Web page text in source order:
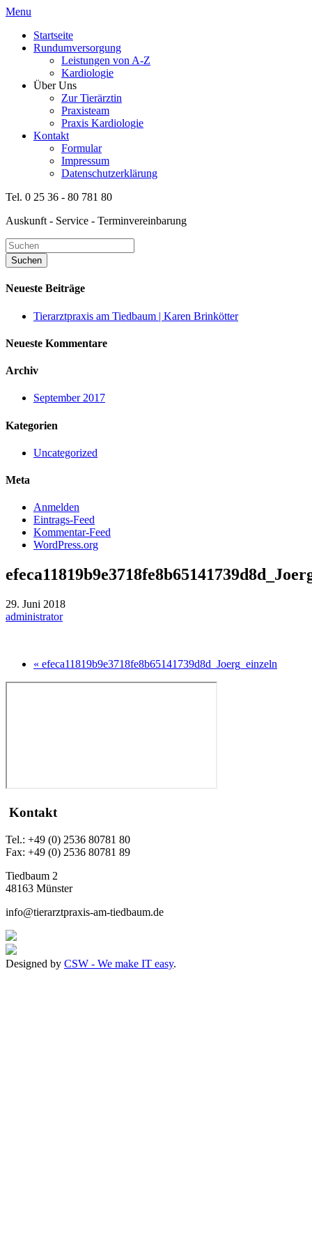
Menu
Startseite
Rundumversorgung
Leistungen von A-Z
Kardiologie
Über Uns
Zur Tierärztin
Praxisteam
Praxis Kardiologie
Kontakt
Formular
Impressum
Datenschutzerklärung
Tel. 0 25 36 - 80 781 80
Auskunft - Service - Terminvereinbarung
Neueste Beiträge
Tierarztpraxis am Tiedbaum | Karen Brinkötter
Neueste Kommentare
Archiv
September 2017
Kategorien
Uncategorized
Meta
Anmelden
Eintrags-Feed
Kommentar-Feed
WordPress.org
29. Juni 2018
administrator
« efeca11819b9e3718fe8b65141739d8d_Joerg_einzeln
Kontakt
Tel.: +49 (0) 2536 80781 80
Fax: +49 (0) 2536 80781 89
Tiedbaum 2
48163 Münster
info@tierarztpraxis-am-tiedbaum.de
Designed by CSW - We make IT easy.